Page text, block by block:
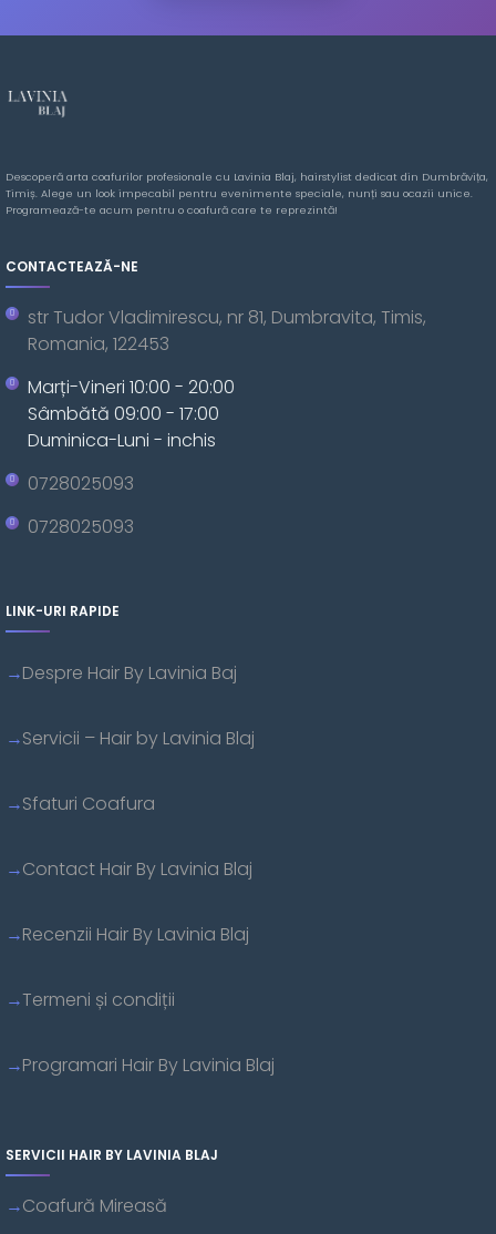
Descoperă arta coafurilor profesionale cu Lavinia Blaj, hairstylist dedicat din Dumbrăvița,
Timiș. Alege un look impecabil pentru evenimente speciale, nunți sau ocazii unice.
Programează-te acum pentru o coafură care te reprezintă!
CONTACTEAZĂ-NE
str Tudor Vladimirescu, nr 81, Dumbravita, Timis,
Romania, 122453
Marți-Vineri 10:00 - 20:00
Sâmbătă 09:00 - 17:00
Duminica-Luni - inchis
0728025093
0728025093
LINK-URI RAPIDE
Despre Hair By Lavinia Baj
Servicii – Hair by Lavinia Blaj
Sfaturi Coafura
Contact Hair By Lavinia Blaj
Recenzii Hair By Lavinia Blaj
Termeni și condiții
Programari Hair By Lavinia Blaj
SERVICII HAIR BY LAVINIA BLAJ
Coafură Mireasă